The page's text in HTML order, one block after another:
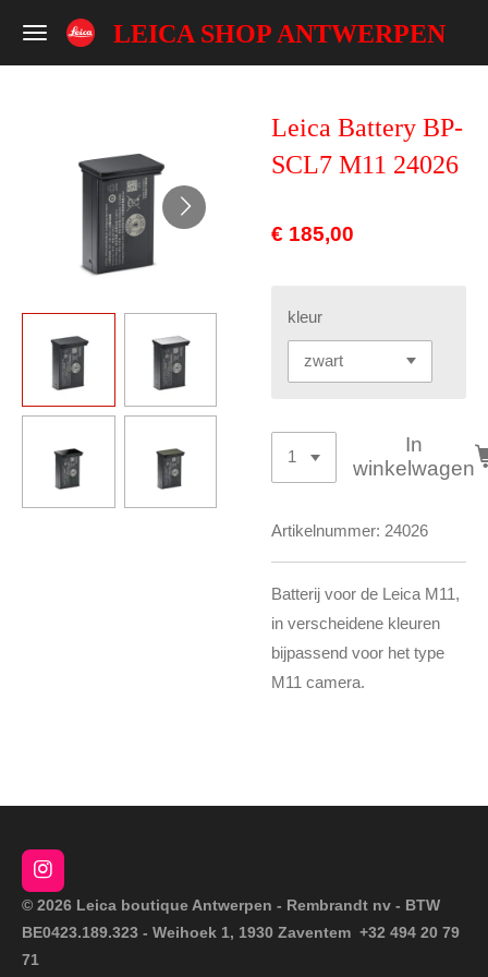
Ga
LEICA SHOP ANTWERPEN
Leica Battery BP-
SCL7 M11 24026
€ 185,00
kleur
In
winkelwagen
Artikelnummer: 24026
Batterij voor de Leica M11,
in verscheidene kleuren
bijpassend voor het type
M11 camera.
I
n
t
© 2026 Leica boutique Antwerpen - Rembrandt nv - BTW
BE0423.189.323 - Weihoek 1, 1930 Zaventem +32 494 20 79
71